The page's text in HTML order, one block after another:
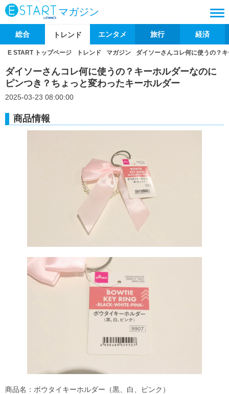
マガジン
総合 トレンド エンタメ 旅行 経済
E START トップページ トレンド マガジン ダイソーさんコレ何に使うの？
ダイソーさんコレ何に使うの？キーホルダーなのに
ピンつき？ちょっと変わったキーホルダー
2025-03-23 08:00:00
商品情報
商品名：ボウタイキーホルダー（黒、白、ピンク）